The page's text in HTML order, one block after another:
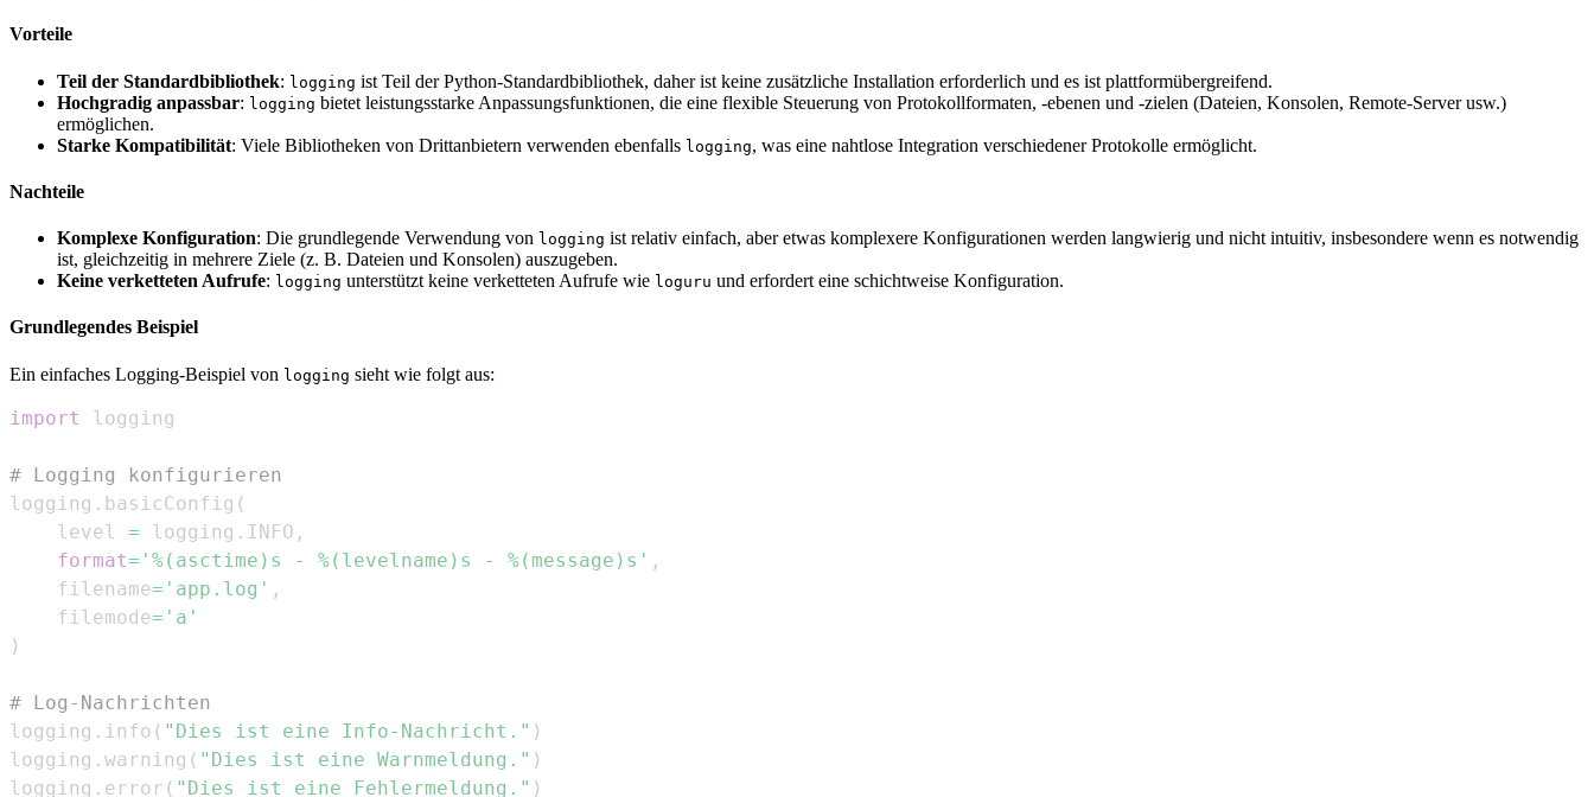
Vorteile
Teil der Standardbibliothek: logging ist Teil der Python-Standardbibliothek, daher ist keine zusätzliche Installation erforderlich und es ist plattformübergreifend.
Hochgradig anpassbar: logging bietet leistungsstarke Anpassungsfunktionen, die eine flexible Steuerung von Protokollformaten, -ebenen und -zielen (Dateien, Konsolen, Remote-Server usw.)
ermöglichen.
Starke Kompatibilität: Viele Bibliotheken von Drittanbietern verwenden ebenfalls logging, was eine nahtlose Integration verschiedener Protokolle ermöglicht.
Nachteile
Komplexe Konfiguration: Die grundlegende Verwendung von logging ist relativ einfach, aber etwas komplexere Konfigurationen werden langwierig und nicht intuitiv, insbesondere wenn es notwendig
ist, gleichzeitig in mehrere Ziele (z. B. Dateien und Konsolen) auszugeben.
Keine verketteten Aufrufe: logging unterstützt keine verketteten Aufrufe wie loguru und erfordert eine schichtweise Konfiguration.
Grundlegendes Beispiel
Ein einfaches Logging-Beispiel von logging sieht wie folgt aus:
import
# Logging konfigurieren
logging . basicConfig (
    level
= logging . INFO ,
format= '%(asctime)s - %(levelname)s - %(message)s' ,
    filename
= 'app.log' ,
    filemode
= 'a'
)
# Log-Nachrichten
logging . info ( "Dies ist eine Info-Nachricht." )
logging . warning ( "Dies ist eine Warnmeldung." )
logging . error ( "Dies ist eine Fehlermeldung." )